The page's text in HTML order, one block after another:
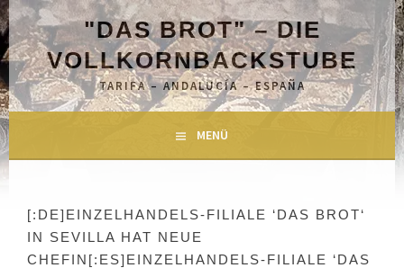
Springe
zum
Inhalt
"DAS BROT" – DIE
VOLLKORNBACKSTUBE
TARIFA – ANDALUCÍA – ESPAÑA
MENÜ
[:DE]EINZELHANDELS-FILIALE ‘DAS BROT‘
IN SEVILLA HAT NEUE
CHEFIN[:ES]EINZELHANDELS-FILIALE ‘DAS